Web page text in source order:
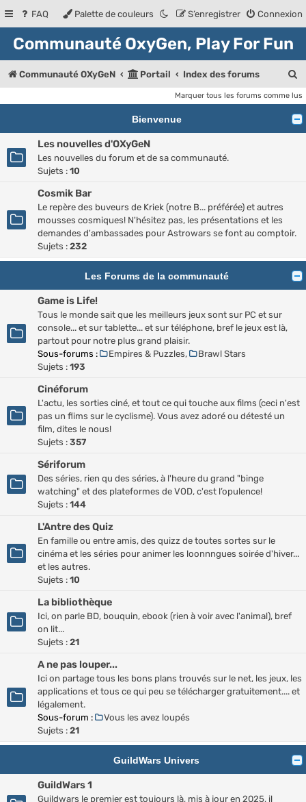
FAQ Connexion
S’enregistrer
Palette de couleurs
Communauté OxyGen, Play For Fun
Communauté OXyGeN Portail Index des forums
e
c
h
Marquer tous les forums comme lus
Bienvenue
Les nouvelles d'OXyGeN
Les nouvelles du forum et de sa communauté.
Sujets : 10
Cosmik Bar
Le repère des buveurs de Kriek (notre B... préférée) et autres
mousses cosmiques! N'hésitez pas, les présentations et les
demandes d'ambassades pour Astrowars se font au comptoir.
Sujets : 232
Les Forums de la communauté
Game is Life!
Tous le monde sait que les meilleurs jeux sont sur PC et sur
console... et sur tablette... et sur téléphone, bref le jeux est là,
partout pour notre plus grand plaisir.
Sous-forums :
Empires & Puzzles,
Brawl Stars
Sujets : 193
Cinéforum
L'actu, les sorties ciné, et tout ce qui touche aux films (ceci n'est
pas un flims sur le cyclisme). Vous avez adoré ou détesté un
film, dites le nous!
Sujets : 357
Sériforum
Des séries, rien qu des séries, à l'heure du grand "binge
watching" et des plateformes de VOD, c'est l’opulence!
Sujets : 144
L'Antre des Quiz
En famille ou entre amis, des quizz de toutes sortes sur le
cinéma et les séries pour animer les loonnngues soirée d'hiver...
et les autres.
Sujets : 10
La bibliothèque
Ici, on parle BD, bouquin, ebook (rien à voir avec l'animal), bref
on lit...
Sujets : 21
A ne pas louper...
Ici on partage tous les bons plans trouvés sur le net, les jeux, les
applications et tous ce qui peu se télécharger gratuitement.... et
légalement.
Sous-forum :
Vous les avez loupés
Sujets : 21
GuildWars Univers
GuildWars 1
Guildwars le premier est toujours là, mis à jour en 2025, il